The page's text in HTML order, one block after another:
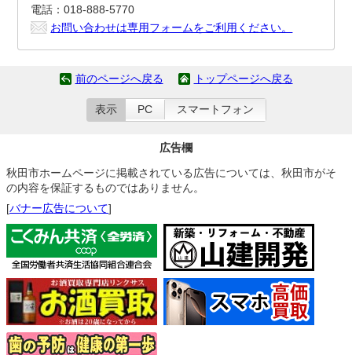
電話：018-888-5770
お問い合わせは専用フォームをご利用ください。
前のページへ戻る トップページへ戻る
表示 PC スマートフォン
広告欄
秋田市ホームページに掲載されている広告については、秋田市がそ
の内容を保証するものではありません。
[バナー広告について]